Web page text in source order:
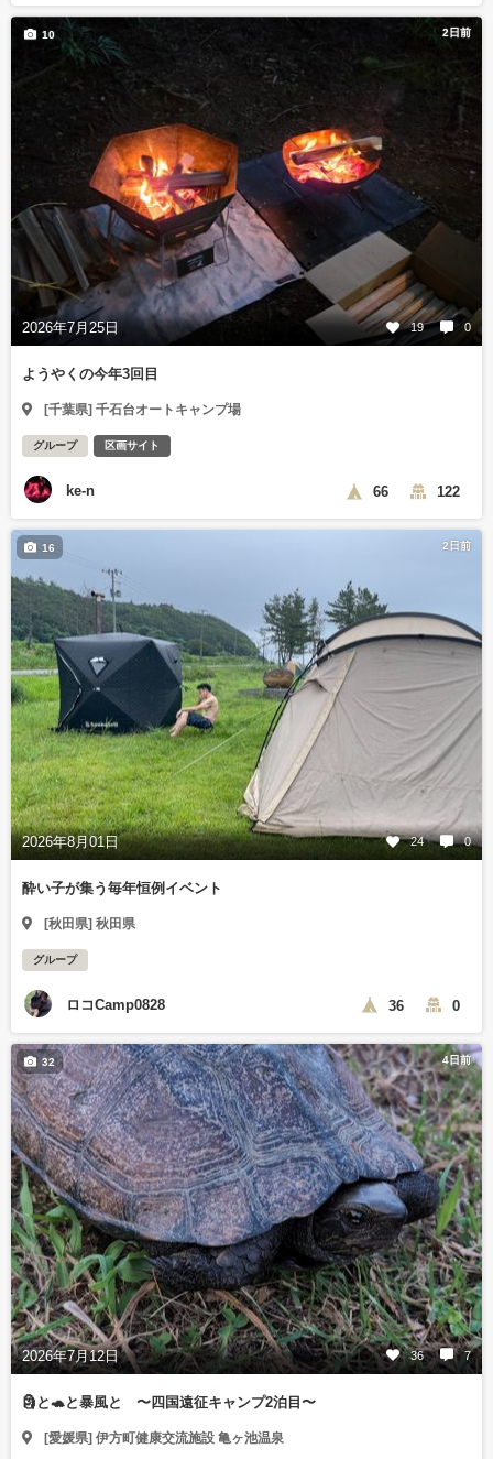
2日前
2026年7月25日 19 0
10
ようやくの今年3回目
[千葉県] 千石台オートキャンプ場
グループ 区画サイト
ke-n 66 122
2日前
2026年8月01日 24 0
16
酔い子が集う毎年恒例イベント
[秋田県] 秋田県
グループ
ロコCamp0828 36 0
4日前
2026年7月12日 36 7
32
🗿と🐢と暴風と 〜四国遠征キャンプ2泊目〜
[愛媛県] 伊方町健康交流施設 亀ヶ池温泉